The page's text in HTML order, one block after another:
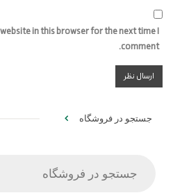
in this browser for the next time I
comment.
جستجو در فروشگاه